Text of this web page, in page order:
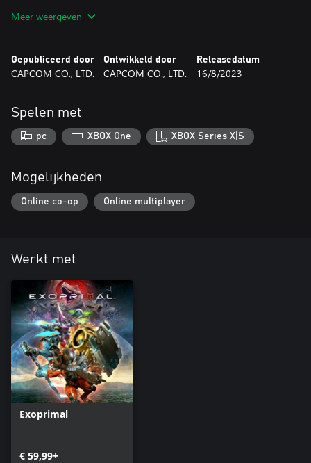
van een gezinsgroep bent, zullen leden van de gezinsgroep de
Meer weergeven
Gepubliceerd door
CAPCOM CO., LTD.
Ontwikkeld door
CAPCOM CO., LTD.
Releasedatum
16/8/2023
Spelen met
pc XBOX One XBOX Series X|S
Mogelijkheden
Online co-op Online multiplayer
Werkt met
Exoprimal
€ 59,99+